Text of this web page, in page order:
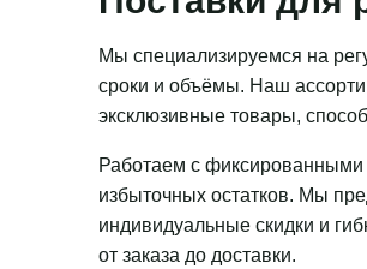
Мы специализируемся на
сроки и объёмы. Наш
эксклюзивные товары,
Работаем с фиксированными
избыточных остатков. Мы
индивидуальные скидки и
от заказа до доставки.